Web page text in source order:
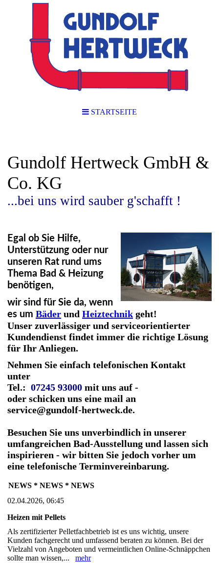
STARTSEITE
Gundolf Hertweck GmbH &
Co. KG
...bei uns wird sauber g'schafft !
Egal ob Sie Hilfe,
Unterstützung oder nur
unseren Rat rund ums
Thema Bad & Heizung
benötigen,
wir sind für Sie da, wenn
es um Bäder und Heiztechnik geht!
Unser zuverlässiger und serviceorientierter
Kundendienst findet immer die richtige Lösung
für Ihr Anliegen.
Nehmen Sie einfach telefonischen Kontakt
unter
Tel.: 07245 93000 mit uns auf -
oder schicken uns eine mail an
service@gundolf-hertweck.de.
Besuchen Sie uns unverbindlich in unserer
umfangreichen Bad-Ausstellung und lassen sich
inspirieren - wir bitten Sie jedoch vorher um
eine telefonische Terminvereinbarung.
NEWS * NEWS * NEWS
02.04.2026, 06:45
Heizen mit Pellets
Als zertifizierter Pelletfachbetrieb ist es uns wichtig, unsere
Kunden fachgerecht und umfassend beraten zu können. Bei der
Vielzahl von Angeboten und vermeintlichen Online-Schnäppchen
sollte man wissen,... mehr